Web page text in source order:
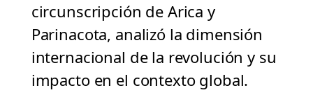
circunscripción de Arica y
Parinacota, analizó la dimensión
internacional de la revolución y su
impacto en el contexto global.